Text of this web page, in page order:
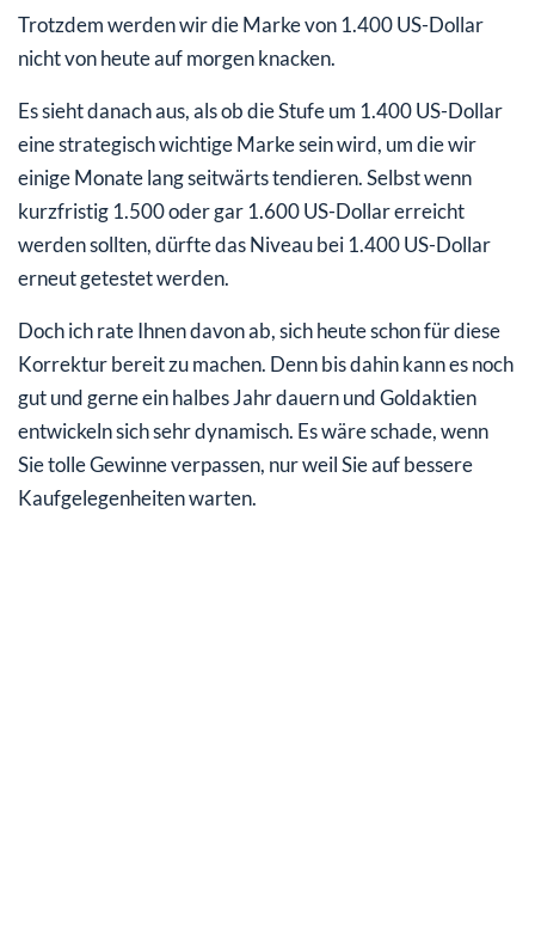
Trotzdem werden wir die Marke von 1.400 US-Dollar
nicht von heute auf morgen knacken.
Es sieht danach aus, als ob die Stufe um 1.400 US-Dollar
eine strategisch wichtige Marke sein wird, um die wir
einige Monate lang seitwärts tendieren. Selbst wenn
kurzfristig 1.500 oder gar 1.600 US-Dollar erreicht
werden sollten, dürfte das Niveau bei 1.400 US-Dollar
erneut getestet werden.
Doch ich rate Ihnen davon ab, sich heute schon für diese
Korrektur bereit zu machen. Denn bis dahin kann es noch
gut und gerne ein halbes Jahr dauern und Goldaktien
entwickeln sich sehr dynamisch. Es wäre schade, wenn
Sie tolle Gewinne verpassen, nur weil Sie auf bessere
Kaufgelegenheiten warten.